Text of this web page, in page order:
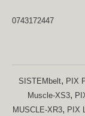
0743172447
SISTEMbelt, PIX
Muscle-XS3,
MUSCLE-XR3, PIX